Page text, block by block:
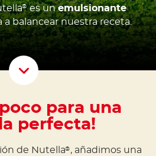
®es unemulsionante
a balancear nuestra receta.
Scroll
para una
perfecta!
de Nutella® , añadimos una